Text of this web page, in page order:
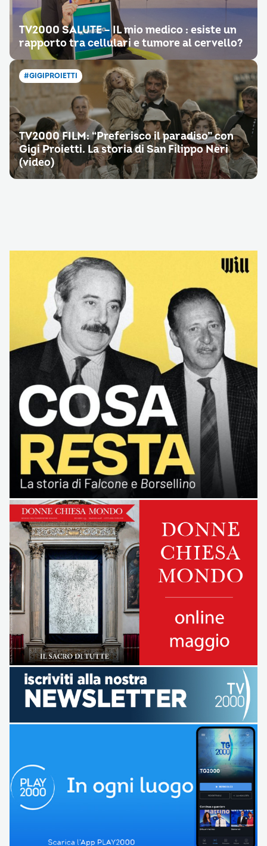
TV2000 SALUTE – IL mio medico : esiste un
rapporto tra cellulari e tumore al cervello?
#GIGIPROIETTI
TV2000 FILM: “Preferisco il paradiso” con
Gigi Proietti. La storia di San Filippo Neri
(video)